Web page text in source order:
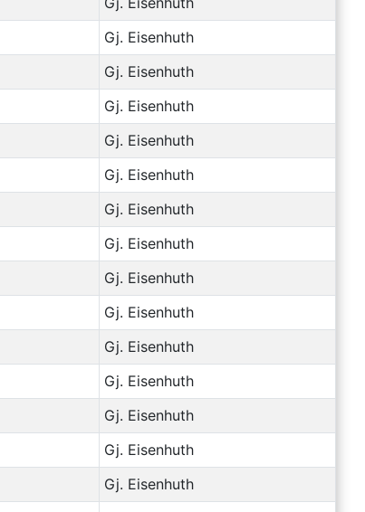
Gj. Eisenhuth
Gj. Eisenhuth
Gj. Eisenhuth
Gj. Eisenhuth
Gj. Eisenhuth
Gj. Eisenhuth
Gj. Eisenhuth
Gj. Eisenhuth
Gj. Eisenhuth
Gj. Eisenhuth
Gj. Eisenhuth
Gj. Eisenhuth
Gj. Eisenhuth
Gj. Eisenhuth